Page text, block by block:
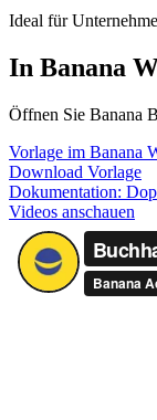
Ideal für
In Banana
Öffnen Sie Banana
Vorlage im Banana
Download Vorlage
Dokumentation:
Videos anschauen